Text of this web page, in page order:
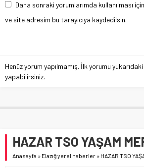
Daha sonraki yorumlarımda kullanılması
ve site adresim bu tarayıcıya kaydedilsin.
Henüz yorum yapılmamış. İlk yorumu yukarıdaki
yapabilirsiniz.
HAZAR TSO YAŞAM
Anasayfa » Elazığ yerel haberler » HAZAR TSO